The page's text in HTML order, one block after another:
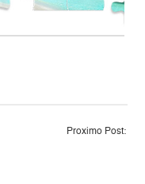
Proximo Post: